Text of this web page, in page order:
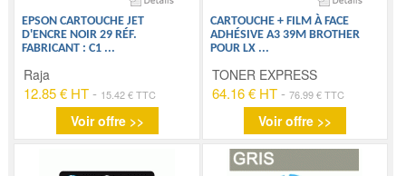
EPSON CARTOUCHE JET
D'ENCRE NOIR 29 RÉF.
FABRICANT : C1 ...
Raja
12.85 € HT - 15.42 € TTC
Voir offre >>
CARTOUCHE + FILM À FACE
ADHÉSIVE A3 39M BROTHER
POUR LX ...
TONER EXPRESS
64.16 € HT- 76.99 € TTC
Voir offre >>